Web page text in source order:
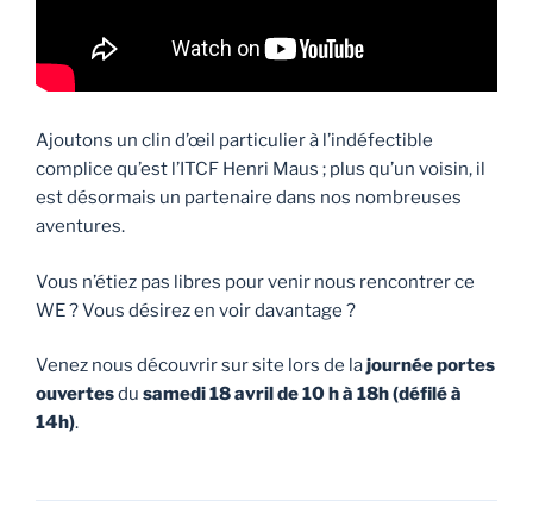
Ajoutons un clin d’œil particulier à l’indéfectible
complice qu’est l’ITCF Henri Maus ; plus qu’un voisin, il
est désormais un partenaire dans nos nombreuses
aventures.
Vous n’étiez pas libres pour venir nous rencontrer ce
WE ? Vous désirez en voir davantage ?
Venez nous découvrir sur site lors de lajournée portes
ouvertesdu samedi 18 avril de 10 h à 18h (défilé à
14h).